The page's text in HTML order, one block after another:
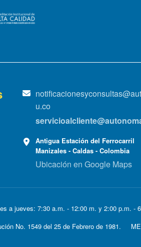
u.co
Antigua Estación del Ferrocarril
Manizales - Caldas - Colombia
Ubicación en Google Maps
a jueves: 7:30 a.m. - 12:00 m. y 2:00 p.m. -
No. 1549 del 25 de Febrero de 1981.